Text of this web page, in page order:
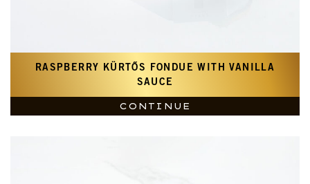
RASPBERRY KÜRTŐS FONDUE WITH VANILLA
SAUCE
CONTINUE